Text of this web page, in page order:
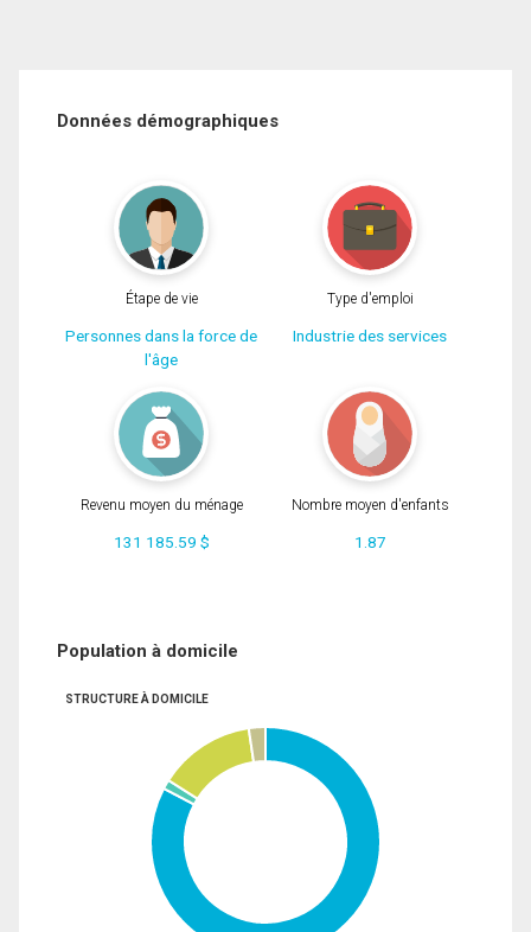
Données démographiques
Étape de vie
Personnes dans la force de
l'âge
Type d'emploi
Industrie des services
Revenu moyen du ménage
131 185.59 $
Nombre moyen d'enfants
1.87
Population à domicile
STRUCTURE À DOMICILE